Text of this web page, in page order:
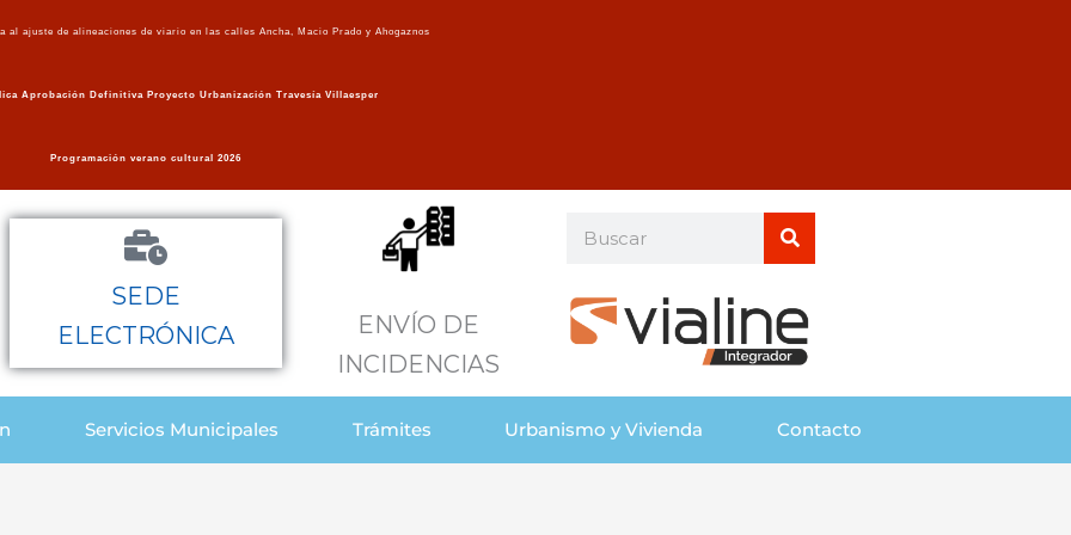
al ajuste de alineaciones de viario en las calles Ancha, Macio Prado y Ahogaznos
Aprobación Definitiva Proyecto Urbanización Travesía Villaesper
Programación verano cultural 2026
SEDE
ELECTRÓNICA
ENVÍO DE
INCIDENCIAS
Buscar Buscar
Servicios Municipales Trámites Urbanismo y Vivienda Contacto